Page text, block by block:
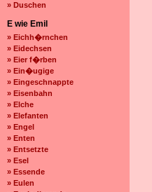
» Duschen
E wie Emil
» Eichh�rnchen
» Eidechsen
» Eier f�rben
» Ein�ugige
» Eingeschnappte
» Eisenbahn
» Elche
» Elefanten
» Engel
» Enten
» Entsetzte
» Esel
» Essende
» Eulen